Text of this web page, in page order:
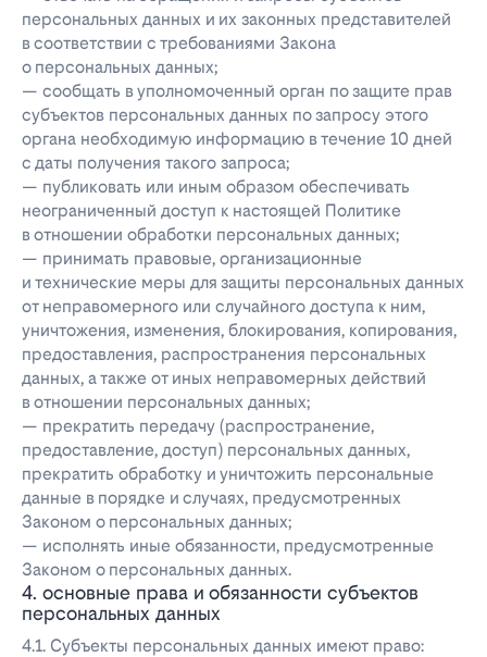
персональных данных и их законных представителей
в соответствии с требованиями Закона
о персональных данных;
— сообщать в уполномоченный орган по защите прав
субъектов персональных данных по запросу этого
органа необходимую информацию в течение 10 дней
с даты получения такого запроса;
— публиковать или иным образом обеспечивать
неограниченный доступ к настоящей Политике
в отношении обработки персональных данных;
— принимать правовые, организационные
и технические меры для защиты персональных данных
от неправомерного или случайного доступа к ним,
уничтожения, изменения, блокирования, копирования,
предоставления, распространения персональных
данных, а также от иных неправомерных действий
в отношении персональных данных;
— прекратить передачу (распространение,
предоставление, доступ) персональных данных,
прекратить обработку и уничтожить персональные
данные в порядке и случаях, предусмотренных
Законом о персональных данных;
— исполнять иные обязанности, предусмотренные
Законом о персональных данных.
4. основные права и обязанности субъектов
персональных данных
4.1. Субъекты персональных данных имеют право: